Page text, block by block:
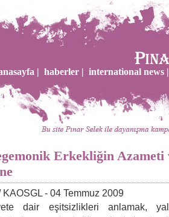
| haberler | international news |
Erkekliğin Azameti
- 04 Temmuz 2009
dair eşitsizlikleri anlamak,